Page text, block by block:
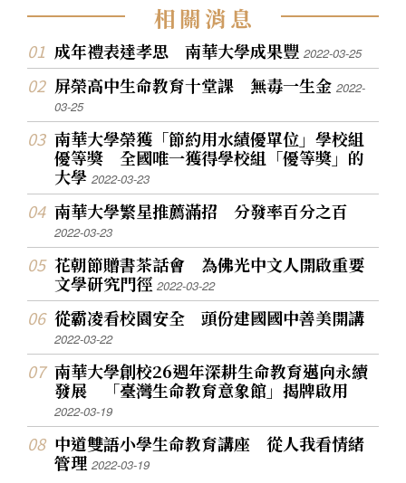
相關消息
成年禮表達孝思 南華大學成果豐2022-03-25
屏榮高中生命教育十堂課 無毒一生金2022-
03-25
南華大學榮獲「節約用水績優單位」學校組
優等獎 全國唯一獲得學校組「優等獎」的
大學2022-03-23
南華大學繁星推薦滿招 分發率百分之百
2022-03-23
花朝節贈書茶話會 為佛光中文人開啟重要
文學研究門徑2022-03-22
從霸凌看校園安全 頭份建國國中善美開講
2022-03-22
南華大學創校26週年深耕生命教育邁向永續
發展 「臺灣生命教育意象館」揭牌啟用
2022-03-19
中道雙語小學生命教育講座 從人我看情緒
管理2022-03-19